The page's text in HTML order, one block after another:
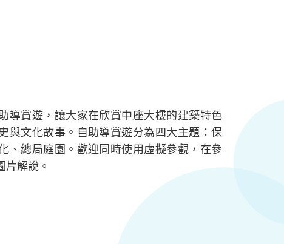
導賞遊，讓大家在欣賞中座大樓的建築特色
與文化故事。自助導賞遊分為四大主題：保
、總局庭園。歡迎同時使用虛擬參觀，在參
片解說。